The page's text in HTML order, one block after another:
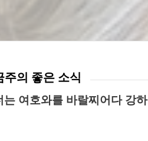
주의 좋은 소식
는 여호와를 바랄찌어다 강